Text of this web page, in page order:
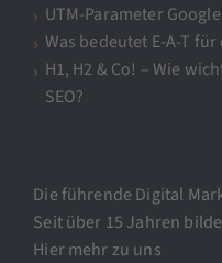
UTM-Parameter
Was bedeutet E-A-T
H1, H2 & Co! – Wie
SEO?
Die führende Digital
Seit über 15 Jahren
Hier mehr zu uns